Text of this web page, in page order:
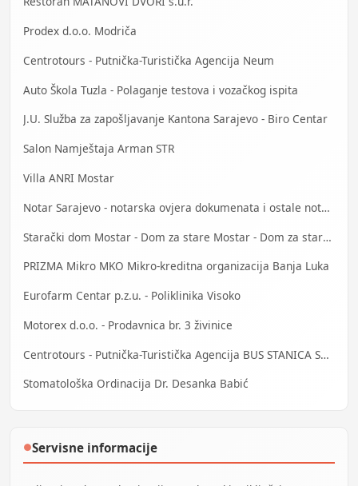
Prodex d.o.o. Modriča
Centrotours - Putnička-Turistička Agencija Neum
Auto Škola Tuzla - Polaganje testova i vozačkog ispita
J.U. Služba za zapošljavanje Kantona Sarajevo - Biro Centar
Salon Namještaja Arman STR
Villa ANRI Mostar
Notar Sarajevo - notarska ovjera dokumenata i ostale notarske usluge
Starački dom Mostar - Dom za stare Mostar - Dom za stara lica Mostar
PRIZMA Mikro MKO Mikro-kreditna organizacija Banja Luka
Eurofarm Centar p.z.u. - Poliklinika Visoko
Motorex d.o.o. - Prodavnica br. 3 živinice
Centrotours - Putnička-Turistička Agencija BUS STANICA Sarajevo
Stomatološka Ordinacija Dr. Desanka Babić
●Servisne informacije